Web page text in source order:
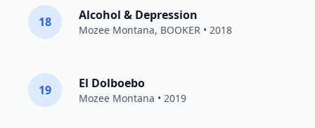
18 Alcohol & Depression
Mozee Montana, BOOKER • 2018
19 El Dolboebo
Mozee Montana • 2019